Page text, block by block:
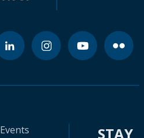
Events
STAY